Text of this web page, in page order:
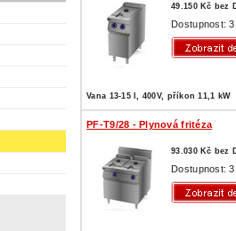
49.150 Kč bez
Dostupnost:
Vana 13-15 l, 400V, příkon 11,1 kW
PF-T9/28 - Plynová fritéza
93.030 Kč bez
Dostupnost: